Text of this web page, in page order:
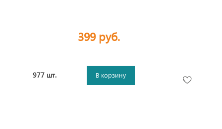
399 руб.
977 шт. В корзину